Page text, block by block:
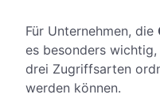
Für Unternehmen, die
es besonders
drei Zugriffsarten
werden können.